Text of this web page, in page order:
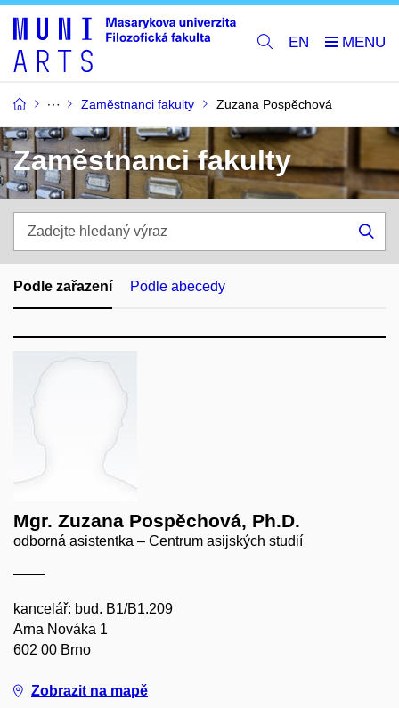
EN
Zaměstnanci fakulty Zuzana Pospěchová
Zaměstnanci fakulty
hledaný
výraz
Podle zařazení Podle abecedy
Mgr. Zuzana Pospěchová, Ph.D.
odborná asistentka – Centrum asijských studií
kancelář: bud. B1/B1.209
Arna Nováka 1
602 00 Brno
Zobrazit na mapě